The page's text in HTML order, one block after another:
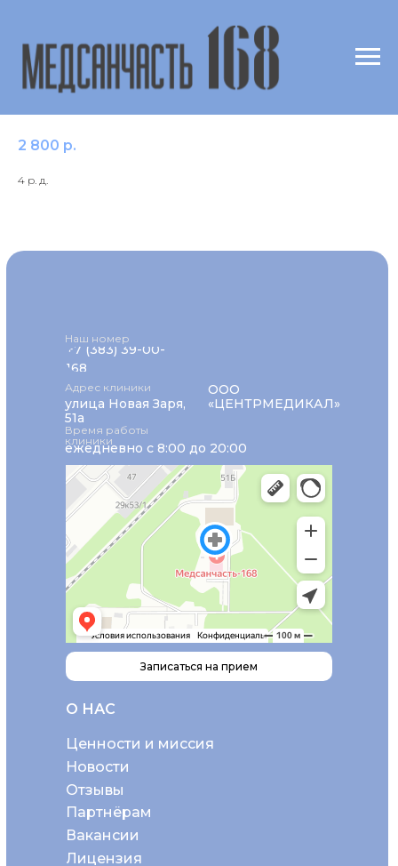
c83 Новокаин & Прокаин /Procaine IgE,
2 800 р.
4 р. д.
О НАС
Ценности и миссия
Новости
+7 (383) 39-00-
168
Отзывы
Партнёрам
Вакансии
Лицензия
Наш номер
ежедневно с 8:00 до 20:00
Время работы
клиники
Адрес клиники
улица Новая Заря,
51а
ООО
«ЦЕНТРМЕДИКАЛ»
Записаться на прием